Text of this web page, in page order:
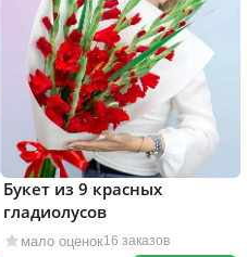
мало оценок16 заказов
Букет из 9 красных
гладиолусов